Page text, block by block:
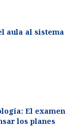
aula al sistema
El examen
los planes